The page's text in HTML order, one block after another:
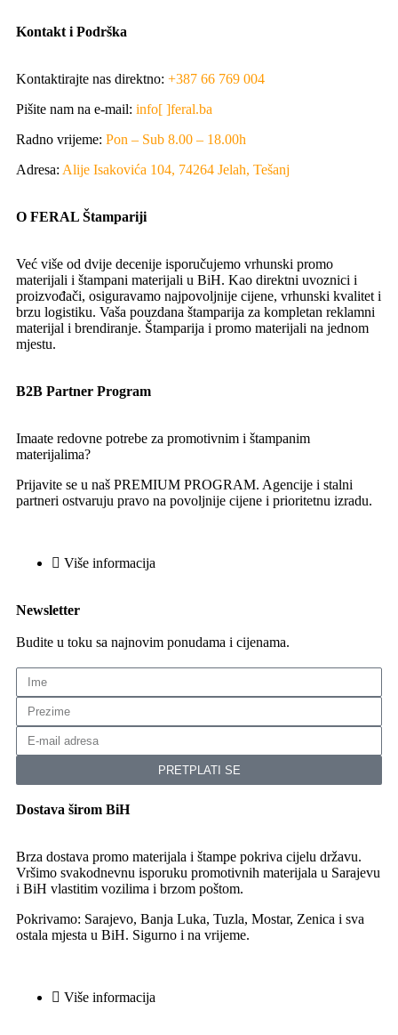
Kontakt i Podrška
Kontaktirajte nas direktno: +387 66 769 004
Pišite nam na e-mail: info[ ]feral.ba
Radno vrijeme: Pon – Sub 8.00 – 18.00h
Adresa: Alije Isakovića 104, 74264 Jelah, Tešanj
O FERAL Štampariji
Već više od dvije decenije isporučujemo vrhunski promo
materijali i štampani materijali u BiH. Kao direktni uvoznici i
proizvođači, osiguravamo najpovoljnije cijene, vrhunski kvalitet i
brzu logistiku. Vaša pouzdana štamparija za kompletan reklamni
materijal i brendiranje. Štamparija i promo materijali na jednom
mjestu.
B2B Partner Program
Imaate redovne potrebe za promotivnim i štampanim
materijalima?
Prijavite se u naš PREMIUM PROGRAM. Agencije i stalni
partneri ostvaruju pravo na povoljnije cijene i prioritetnu izradu.
Više informacija
Newsletter
Budite u toku sa najnovim ponudama i cijenama.
PRETPLATI SE
Dostava širom BiH
Brza dostava promo materijala i štampe pokriva cijelu državu.
Vršimo svakodnevnu isporuku promotivnih materijala u Sarajevu
i BiH vlastitim vozilima i brzom poštom.
Pokrivamo: Sarajevo, Banja Luka, Tuzla, Mostar, Zenica i sva
ostala mjesta u BiH. Sigurno i na vrijeme.
Više informacija